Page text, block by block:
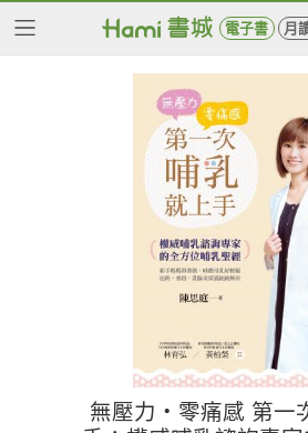
電子書 月
無壓力‧零痛感 第一